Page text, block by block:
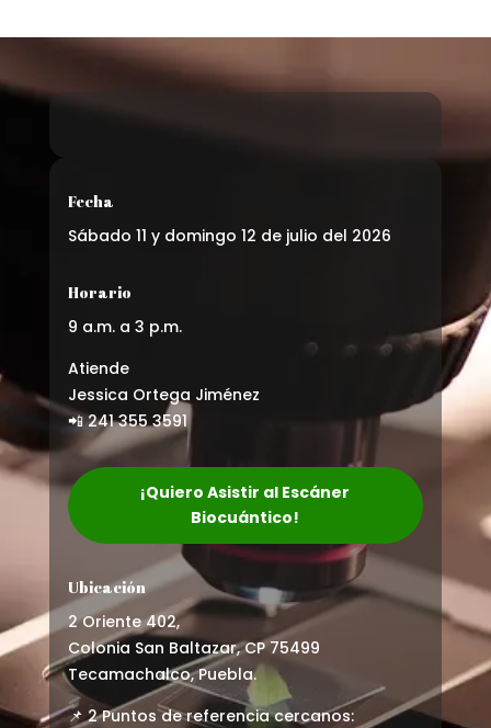
Fecha
Sábado 11 y domingo 12 de julio del 2026
Horario
9 a.m. a 3 p.m.
Atiende
Jessica Ortega Jiménez
📲 241 355 3591
¡Quiero Asistir al Escáner
Biocuántico!
Ubicación
2 Oriente 402,
Colonia San Baltazar, CP 75499
Tecamachalco, Puebla.
📌 2 Puntos de referencia cercanos: